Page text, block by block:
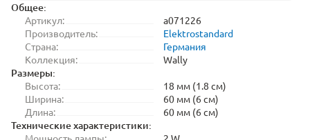
Общее:
Артикул:
a071226
Производитель:
Elektrostandard
Страна:
Германия
Коллекция:
Wally
Размеры:
Высота:
18 мм (1.8 см)
Ширина:
60 мм (6 см)
Длина:
60 мм (6 см)
Технические характеристики: